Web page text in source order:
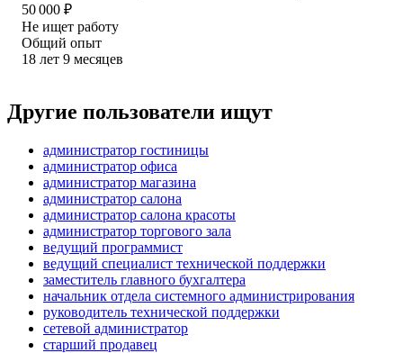
50 000 ₽
Не ищет работу
Общий опыт
18 лет 9 месяцев
Другие пользователи ищут
администратор гостиницы
администратор офиса
администратор магазина
администратор салона
администратор салона красоты
администратор торгового зала
ведущий программист
ведущий специалист технической поддержки
заместитель главного бухгалтера
начальник отдела системного администрирования
руководитель технической поддержки
сетевой администратор
старший продавец